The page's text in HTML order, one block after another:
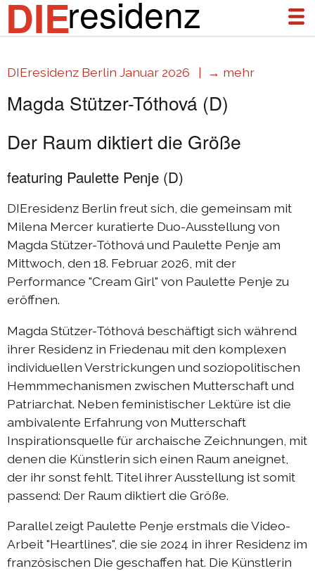
DIEresidenz
über uns
aktuelles
archiv
DIEresidenz Berlin Januar 2026
Austausch Die-Berlin 2025
Austausch Berlin-Die 2025
DIEresidenz Berlin September 2025
DIEresidenz Berlin Februar/Juni 2025
DIEresidenz Berlin Mai 2025
DIEresidenz Berlin März 2025
Sommerprogramm 2024
Austausch Berlin-Die 2024
Austausch Die-Berlin 2024
DIEresidenz EXTRA-Lecture-performance 2024
Austausch Berlin-Die 2023
Austausch Die-Berlin 2023
Sommerprogramm 2023
DIEresidenz EXTRA-Performance 2023
DIEresidenz Berlin Januar 2026 | → mehr
Magda Stützer-Tóthová (D)
Der Raum diktiert die Größe
featuring Paulette Penje (D)
DIEresidenz Berlin freut sich, die gemeinsam mit
Milena Mercer kuratierte Duo-Ausstellung von
Magda Stützer-Tóthová und Paulette Penje am
Mittwoch, den 18. Februar 2026, mit der
Performance "Cream Girl" von Paulette Penje zu
eröffnen.
Magda Stützer-Tóthová beschäftigt sich während
ihrer Residenz in Friedenau mit den komplexen
individuellen Verstrickungen und soziopolitischen
Hemmmechanismen zwischen Mutterschaft und
Patriarchat. Neben feministischer Lektüre ist die
ambivalente Erfahrung von Mutterschaft
Inspirationsquelle für archaische Zeichnungen, mit
denen die Künstlerin sich einen Raum aneignet,
der ihr sonst fehlt. Titel ihrer Ausstellung ist somit
passend: Der Raum diktiert die Größe.
Parallel zeigt Paulette Penje erstmals die Video-
Arbeit "Heartlines", die sie 2024 in ihrer Residenz im
französischen Die geschaffen hat. Die Künstlerin